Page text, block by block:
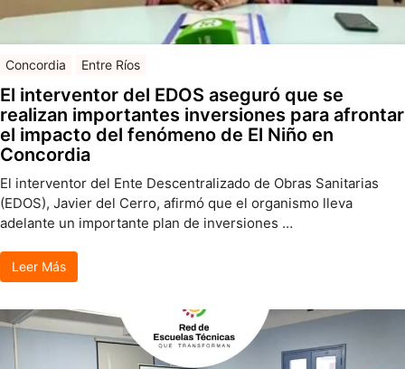
Concordia Entre Ríos
El interventor del EDOS aseguró que se
realizan importantes inversiones para afrontar
el impacto del fenómeno de El Niño en
Concordia
El interventor del Ente Descentralizado de Obras Sanitarias
(EDOS), Javier del Cerro, afirmó que el organismo lleva
adelante un importante plan de inversiones …
Leer Más